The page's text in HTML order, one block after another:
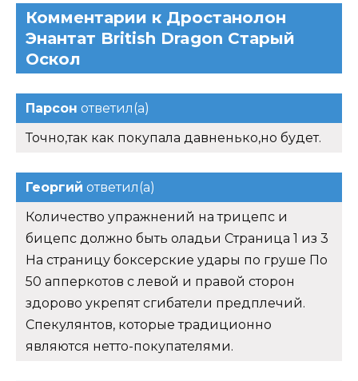
Комментарии к Дростанолон
Энантат British Dragon Старый
Оскол
Парсон ответил(а)
Точно,так как покупала давненько,но будет.
Георгий ответил(а)
Количество упражнений на трицепс и
бицепс должно быть оладьи Страница 1 из 3
На страницу боксерские удары по груше По
50 апперкотов с левой и правой сторон
здорово укрепят сгибатели предплечий.
Спекулянтов, которые традиционно
являются нетто-покупателями.